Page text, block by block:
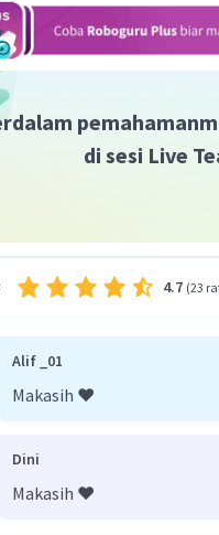
di sesi Live
4.7 (23
Alif _01
Makasih ❤️
Dini
Makasih ❤️